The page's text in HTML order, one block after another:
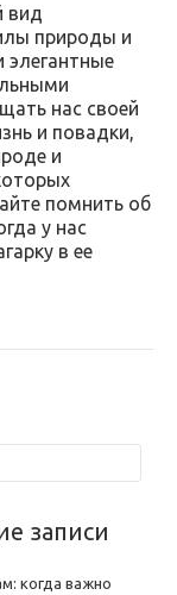
вид
природы и
элегантные
нас своей
и повадки,
и
помнить об
у нас
в ее
записи
когда важно